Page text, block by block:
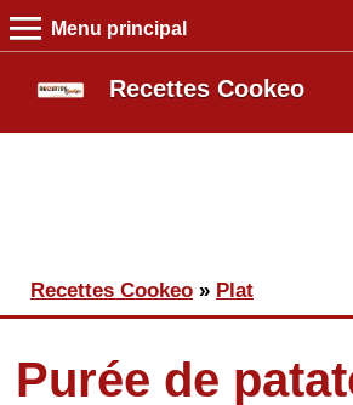
Recettes Cookeo
MENU PRINCIPAL
Menu principal
Recettes Cookeo
Blog
Recettes Cookeo » Plat
Purée de